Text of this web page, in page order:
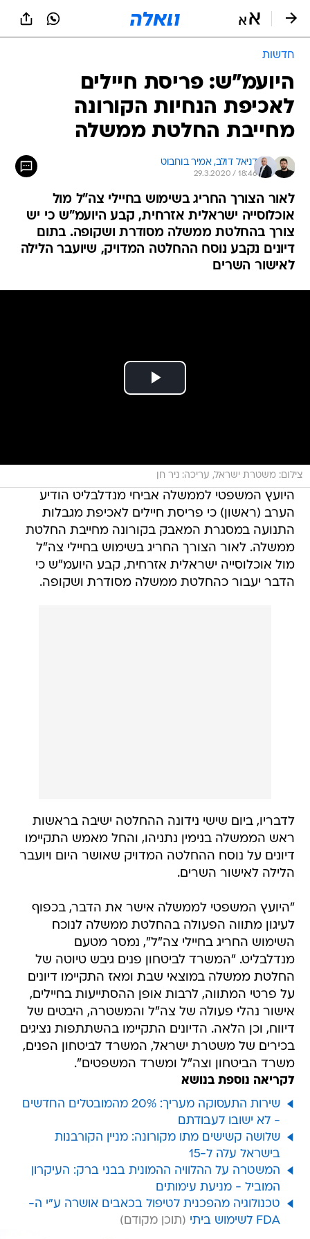
חדשות
היועמ"ש: פריסת חיילים
לאכיפת הנחיות הקורונה
מחייבת החלטת ממשלה
דניאל דולב, אמיר בוחבוט
29.3.2020 / 18:46
לאור הצורך החריג בשימוש בחיילי צה"ל מול
אוכלוסייה ישראלית אזרחית, קבע היועמ"ש כי יש
צורך בהחלטת ממשלה מסודרת ושקופה. בתום
דיונים נקבע נוסח ההחלטה המדויק, שיועבר הלילה
לאישור השרים
צילום: משטרת ישראל, עריכה: ניר חן
היועץ המשפטי לממשלה אביחי מנדלבליט הודיע
הערב (ראשון) כי פריסת חיילים לאכיפת מגבלות
התנועה במסגרת המאבק בקורונה מחייבת החלטת
ממשלה. לאור הצורך החריג בשימוש בחיילי צה"ל
מול אוכלוסייה ישראלית אזרחית, קבע היועמ"ש כי
הדבר יעבור כהחלטת ממשלה מסודרת ושקופה.
לדבריו, ביום שישי נידונה ההחלטה ישיבה בראשות
ראש הממשלה בנימין נתניהו, והחל מאמש התקיימו
דיונים על נוסח ההחלטה המדויק שאושר היום ויועבר
הלילה לאישור השרים.
"היועץ המשפטי לממשלה אישר את הדבר, בכפוף
לעיגון מתווה הפעולה בהחלטת ממשלה לנוכח
השימוש החריג בחיילי צה"ל", נמסר מטעם
מנדלבליט. "המשרד לביטחון פנים גיבש טיוטה של
החלטת ממשלה במוצאי שבת ומאז התקיימו דיונים
על פרטי המתווה, לרבות אופן ההסתייעות בחיילים,
אישור נהלי פעולה של צה"ל והמשטרה, היבטים של
דיווח, וכן הלאה. הדיונים התקיימו בהשתתפות נציגים
בכירים של משטרת ישראל, המשרד לביטחון הפנים,
משרד הביטחון וצה"ל ומשרד המשפטים".
לקריאה נוספת בנושא
שירות התעסוקה מעריך: 20% מהמובטלים החדשים
- לא ישובו לעבודתם
שלושה קשישים מתו מקורונה: מניין הקורבנות
בישראל עלה ל-15
המשטרה על ההלוויה ההמונית בבני ברק: העיקרון
המוביל - מניעת עימותים
טכנולוגיה מהפכנית לטיפול בכאבים אושרה ע"י ה-
FDA לשימוש ביתי